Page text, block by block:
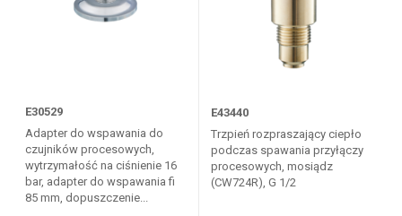
E30529
Adapter do wspawania do
czujników procesowych,
wytrzymałość na ciśnienie 16
bar, adapter do wspawania fi
85 mm, dopuszczenie...
E43440
Trzpień rozpraszający ciepło
podczas spawania przyłączy
procesowych, mosiądz
(CW724R), G 1/2